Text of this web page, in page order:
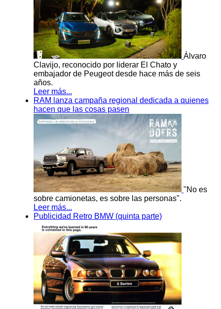
Álvaro
Clavijo, reconocido por liderar El Chato y
embajador de Peugeot desde hace más de seis
años.
Leer más...
RAM lanza campaña regional dedicada a quienes
hacen que las cosas pasen
"No es
sobre camionetas, es sobre las personas".
Leer más...
Publicidad Retro BMW (quinta parte)